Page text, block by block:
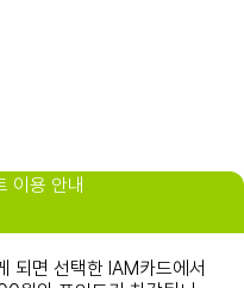
이용 안내
되면 선택한 IAM카드에서